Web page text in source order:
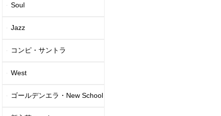
Soul
Jazz
コンピ・サントラ
West
ゴールデンエラ・New School